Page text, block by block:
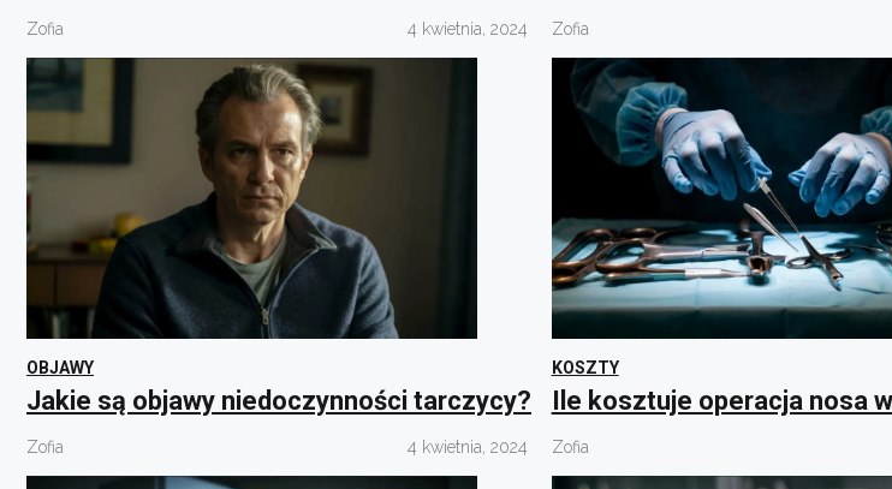
Zofia 4 kwietnia, 2024 Zofia
OBJAWY
Jakie są objawy niedoczynności tarczycy?
Zofia 4 kwietnia, 2024
KOSZTY
Ile kosztuje operacja nosa
Zofia